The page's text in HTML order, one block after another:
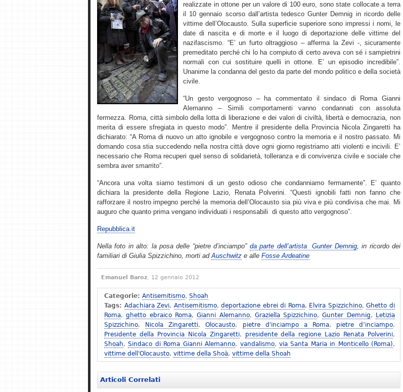
realizzate in ottone per un valore di 100 euro, sono state collocate a terra
il 10 gennaio scorso dall’artista tedesco Gunter Demnig in ricordo delle
vittime dell’Olocausto. Sulla superficie superiore sono impressi i nomi, le
date di nascita e di morte e il luogo di deportazione delle vittime del
nazifascismo. “E’ un furto oltraggioso – afferma la Zevi -, sicuramente
premeditato perché chi lo ha compiuto di certo aveva con sé i sampietrini
normali con cui sostituire quelli in ottone. E’ un episodio incredibile”.
Unanime la condanna del gesto da parte del mondo politico e della società
civile.
“Un gesto vergognoso – ha commentato il sindaco di Roma Gianni
Alemanno – Simili comportamenti vanno condannati con assoluta
fermezza. Roma, città simbolo della lotta di liberazione e dei valori di civiltà, libertà e democrazia, non
merita di essere sfregiata in questo modo”. Mentre il presidente della Provincia Nicola Zingaretti ha
dichiarato: “A Roma di nuovo un atto ignobile e vergognoso contro la memoria e il nostro passato. Mi
domando cosa stia succedendo nella nostra città dove ogni giorno registriamo atti violenti e incivili. E’
necessario che Roma recuperi quel senso di solidarietà, tolleranza e di convivenza civile e sociale che
sembra aver smarrito”.
“Ancora una volta siamo testimoni di un gesto odioso che condanniamo fermamente”. E’ quanto
dichiara la presidente della Regione Lazio, Renata Polverini. “Questi ignobili fatti non fanno che
rafforzare il nostro impegno perché la memoria dell’Olocausto sia più viva e più condivisa che mai. Mi
auguro che quanto prima vengano individuati i responsabili di questo atto vergognoso”.
Repubblica.it
Nella foto in alto: la posa delle “pietre d’inciampo” da parte dell’artista Gunter Demnig, in ricordo dei
familiari di Giulia Spizzichino, morti adAuschwitz e alle Fosse Ardeatine
Emanuel Baroz, 12 gennaio 2012
Categorie: Antisemitismo, Shoah
Tags: Adachiara Zevi, Antisemitismo,deportazione ebrei di Roma, Elvira Spizzichino,Ghetto di
Roma,ghetto ebraico Roma,Gianni Alemanno, Graziella Spizzichino,Gunter Demnig,
Letizia
Spizzichino, Nicola Zingaretti,Olocausto, pietre d'inciampo a Roma, pietre d’inciampo,
Presidente della Provincia Nicola Zingaretti, presidente della regione Lazio Renata Polverini,
Shoah,Sindaco di Roma Gianni Alemanno, vandalismo, via Santa Maria in Monticello (Roma),
vittime dell'Olocausto, vittime della Shoà, vittime della Shoah
Articoli Correlati